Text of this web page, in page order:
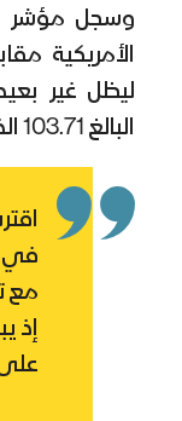
وسجل مؤشر
ليظل غير
البالغ 103.71 الذي لامسه أمس الثلاثاء.
في
مع
إذ